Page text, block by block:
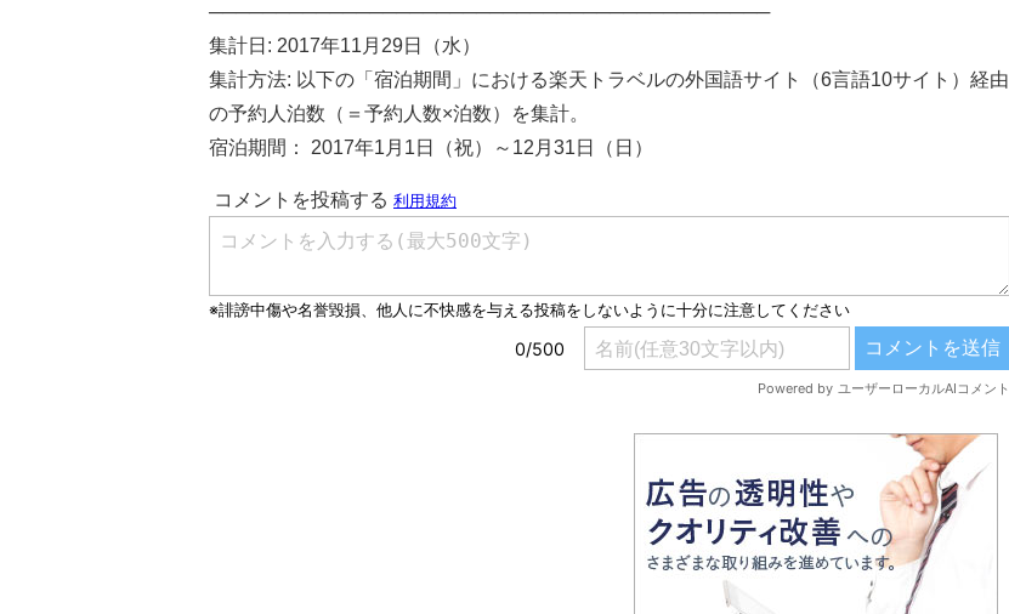
──────────────────────────────────────────
集計日: 2017年11月29日（水）
集計方法: 以下の「宿泊期間」における楽天トラベルの外国語サイト（6言語10サイト）経由
の予約人泊数（＝予約人数×泊数）を集計。
宿泊期間： 2017年1月1日（祝）～12月31日（日）